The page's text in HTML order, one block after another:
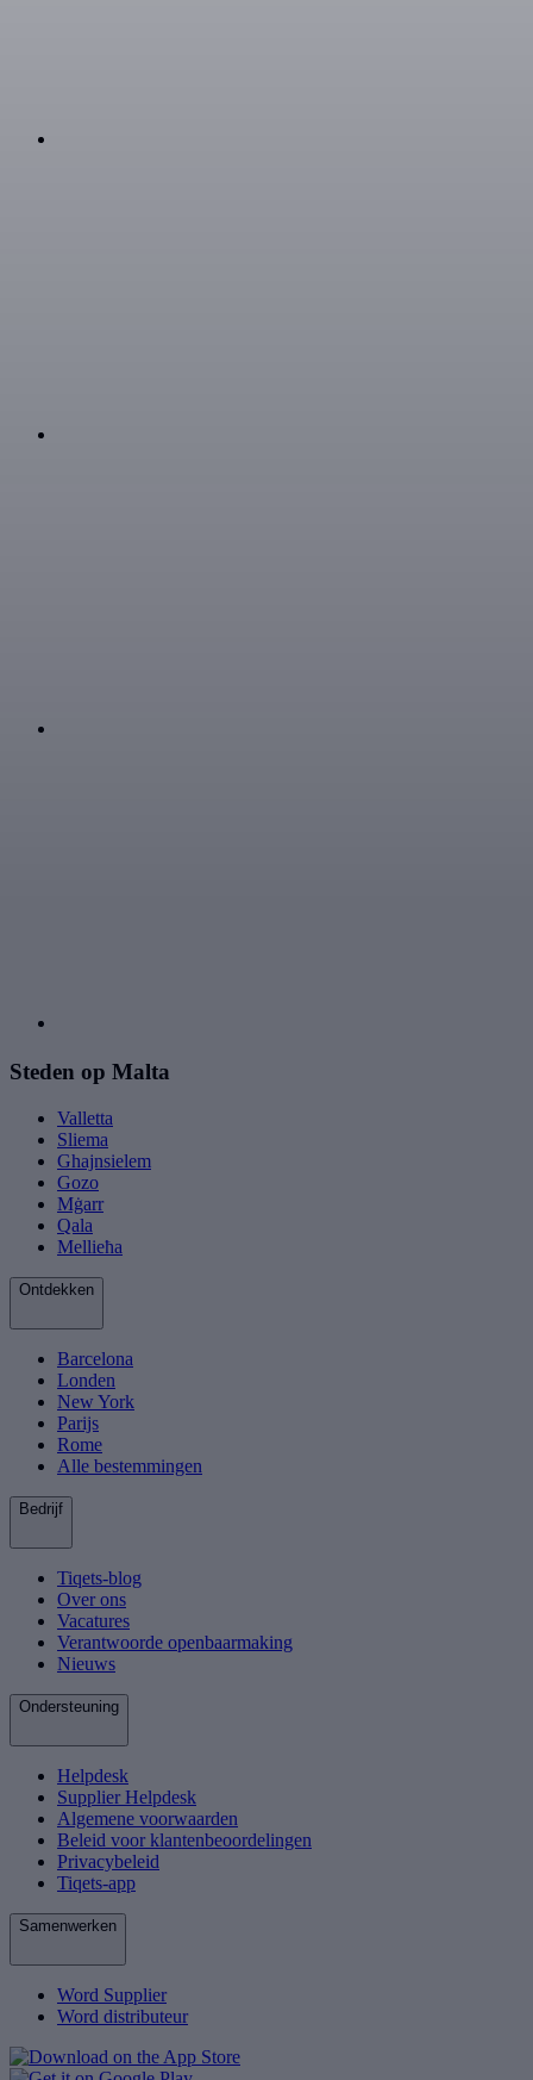
Steden op Malta
Valletta
Sliema
Ghajnsielem
Gozo
Mġarr
Qala
Mellieħa
Ontdekken
Barcelona
Londen
New York
Parijs
Rome
Alle bestemmingen
Bedrijf
Tiqets-blog
Over ons
Vacatures
Verantwoorde openbaarmaking
Nieuws
Ondersteuning
Helpdesk
Supplier Helpdesk
Algemene voorwaarden
Beleid voor klantenbeoordelingen
Privacybeleid
Tiqets-app
Samenwerken
Word Supplier
Word distributeur